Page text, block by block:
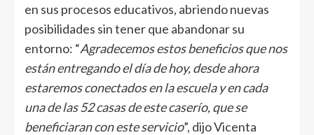
en sus procesos educativos, abriendo nuevas
posibilidades sin tener que abandonar su
entorno: “Agradecemos estos beneficios que nos
están entregando el día de hoy, desde ahora
estaremos conectados en la escuela y en cada
una de las 52 casas de este caserío, que se
beneficiaran con este servicio”, dijo Vicenta